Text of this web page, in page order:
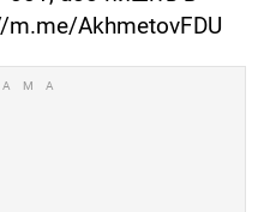
AkhmetovFDU